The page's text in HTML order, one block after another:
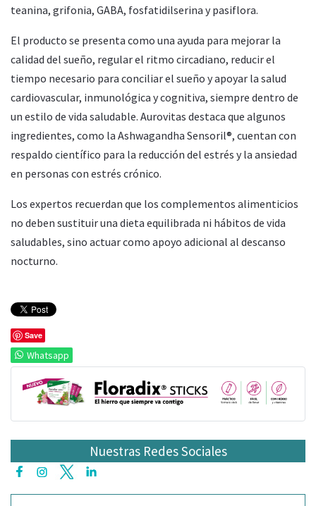
teanina, grifonia, GABA, fosfatidilserina y pasiflora.
El producto se presenta como una ayuda para mejorar la
calidad del sueño, regular el ritmo circadiano, reducir el
tiempo necesario para conciliar el sueño y apoyar la salud
cardiovascular, inmunológica y cognitiva, siempre dentro de
un estilo de vida saludable. Aurovitas destaca que algunos
ingredientes, como la Ashwagandha Sensoril®, cuentan con
respaldo científico para la reducción del estrés y la ansiedad
en personas con estrés crónico.
Los expertos recuerdan que los complementos alimenticios
no deben sustituir una dieta equilibrada ni hábitos de vida
saludables, sino actuar como apoyo adicional al descanso
nocturno.
Save
Whatsapp
Nuestras Redes Sociales